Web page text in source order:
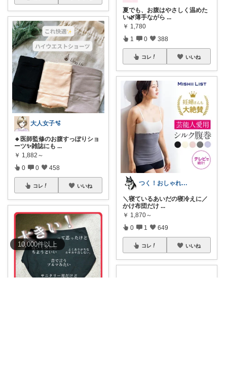
10,000件以上
大人女子🫧
🔸医師監修のお腹すっぽりショ
ーツ✨雑誌にも ...
￥ 1,882～
0 0 458
コレ いいね
夏でも、お腹はやさしく温めた
い🌿薄手ながら ...
￥ 1,780
1 0 388
コレ いいね
つく！おしゃれな商品や便利な商品をお届け
＼寝ているあいだの寝冷えに／
かけ布団だけ ...
￥ 1,870～
0 1 649
コレ いいね